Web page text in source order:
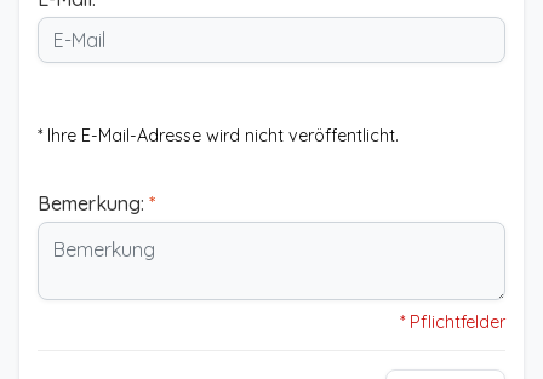
* Ihre E-Mail-Adresse wird nicht veröffentlicht.
Bemerkung: *
* Pflichtfelder